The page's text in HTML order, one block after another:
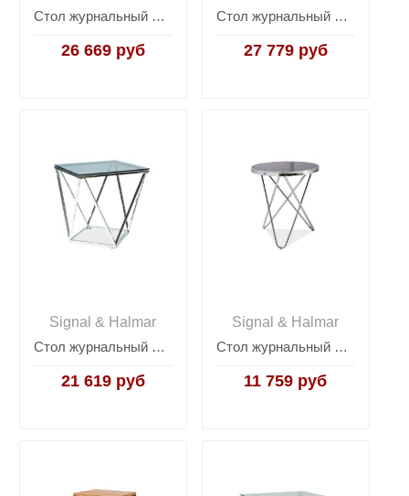
Стол журнальный Halmar FUTURA (белый)
26 669 руб
Стол журнальный Signal SILVER A (хром)
27 779 руб
Signal & Halmar
Стол журнальный Signal SILVER B (хром)
21 619 руб
Signal & Halmar
Стол журнальный Signal FABIA C (черный/хром)
11 759 руб